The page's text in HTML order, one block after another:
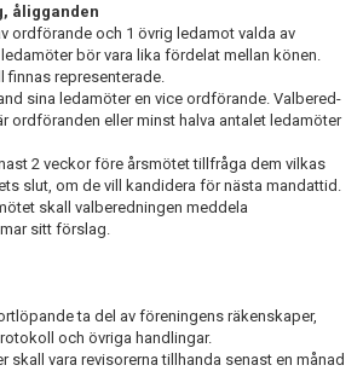
åligganden
ordförande och 1 övrig ledamot valda av
bör vara lika förde­lat mellan könen.
finnas representerade.
sina ledamöter en vice ordförande. Valbered­
ordföranden eller minst halva antalet leda­möter
2 veckor före årsmötet tillfråga dem vilkas
slut, om de vill kandidera för nästa mandattid.
skall valberedningen meddela
sitt förslag.
ta del av föreningens räkenskaper,
och övriga handlingar.
skall vara revisorerna tillhanda senast en månad